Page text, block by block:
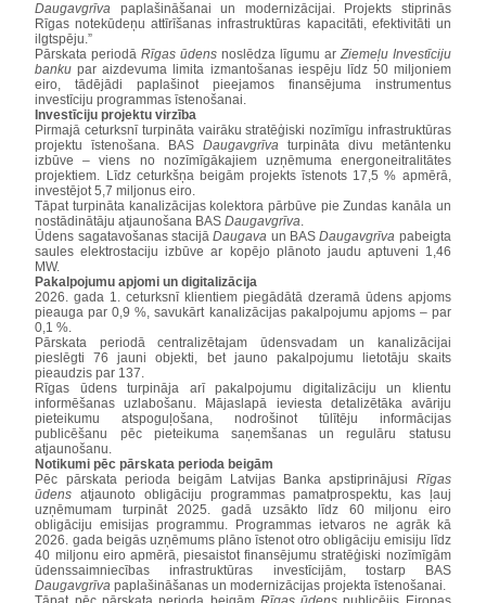
Daugavgrīva paplašināšanai un modernizācijai. Projekts stiprinās
Rīgas notekūdeņu attīrīšanas infrastruktūras kapacitāti, efektivitāti un
ilgtspēju.”
Pārskata periodāRīgas ūdens noslēdza līgumu ar Ziemeļu Investīciju
banku par aizdevuma limita izmantošanas iespēju līdz 50 miljoniem
eiro, tādējādi paplašinot pieejamos finansējuma instrumentus
investīciju programmas īstenošanai.
Investīciju projektu virzība
Pirmajā ceturksnī turpināta vairāku stratēģiski nozīmīgu infrastruktūras
projektu īstenošana. BAS Daugavgrīva turpināta divu metāntenku
izbūve – viens no nozīmīgākajiem uzņēmuma energoneitralitātes
projektiem. Līdz ceturkšņa beigām projekts īstenots 17,5 % apmērā,
investējot 5,7 miljonus eiro.
Tāpat turpināta kanalizācijas kolektora pārbūve pie Zundas kanāla un
nostādinātāju atjaunošana BASDaugavgrīva.
Ūdens sagatavošanas stacijāDaugava un BASDaugavgrīva pabeigta
saules elektrostaciju izbūve ar kopējo plānoto jaudu aptuveni 1,46
MW.
Pakalpojumu apjomi un digitalizācija
2026. gada 1. ceturksnī klientiem piegādātā dzeramā ūdens apjoms
pieauga par 0,9 %, savukārt kanalizācijas pakalpojumu apjoms – par
0,1 %.
Pārskata periodā centralizētajam ūdensvadam un kanalizācijai
pieslēgti 76 jauni objekti, bet jauno pakalpojumu lietotāju skaits
pieaudzis par 137.
Rīgas ūdens turpināja arī pakalpojumu digitalizāciju un klientu
informēšanas uzlabošanu. Mājaslapā ieviesta detalizētāka avāriju
pieteikumu atspoguļošana, nodrošinot tūlītēju informācijas
publicēšanu pēc pieteikuma saņemšanas un regulāru statusu
atjaunošanu.
Notikumi pēc pārskata perioda beigām
Pēc pārskata perioda beigām Latvijas Banka apstiprinājusi Rīgas
ūdens atjaunoto obligāciju programmas pamatprospektu, kas ļauj
uzņēmumam turpināt 2025. gadā uzsākto līdz 60 miljonu eiro
obligāciju emisijas programmu. Programmas ietvaros ne agrāk kā
2026. gada beigās uzņēmums plāno īstenot otro obligāciju emisiju līdz
40 miljonu eiro apmērā, piesaistot finansējumu stratēģiski nozīmīgām
ūdenssaimniecības infrastruktūras investīcijām, tostarp BAS
Daugavgrīvapaplašināšanas un modernizācijas projekta īstenošanai.